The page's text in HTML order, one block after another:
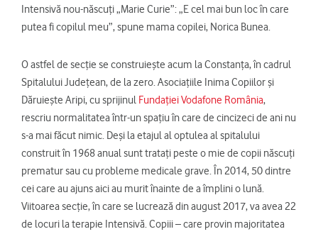
Intensivă nou-născuți „Marie Curie”: „E cel mai bun loc în care
putea fi copilul meu”, spune mama copilei, Norica Bunea.
O astfel de secție se construiește acum la Constanța, în cadrul
Spitalului Județean, de la zero. Asociațiile Inima Copiilor și
Dăruiește Aripi, cu sprijinul Fundației Vodafone România,
rescriu normalitatea într-un spațiu în care de cincizeci de ani nu
s-a mai făcut nimic. Deși la etajul al optulea al spitalului
construit în 1968 anual sunt tratați peste o mie de copii născuți
prematur sau cu probleme medicale grave. În 2014, 50 dintre
cei care au ajuns aici au murit înainte de a împlini o lună.
Viitoarea secție, în care se lucrează din august 2017, va avea 22
de locuri la terapie Intensivă. Copiii – care provin majoritatea